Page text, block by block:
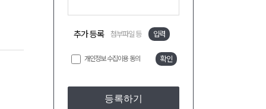
추가 등록 첨부파일 등 입력
개인정보 수집이용 동의 확인
등록하기